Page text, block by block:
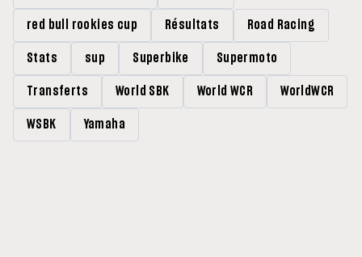
red bull rookies cup Résultats Road Racing
Stats sup Superbike Supermoto
Transferts World SBK World WCR WorldWCR
WSBK Yamaha